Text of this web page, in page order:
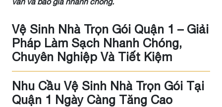
Vệ Sinh Nhà Trọn Gói Quận 1 – Giải
Pháp Làm Sạch Nhanh Chóng,
Chuyên Nghiệp Và Tiết Kiệm
Nhu Cầu Vệ Sinh Nhà Trọn Gói Tại
Quận 1 Ngày Càng Tăng Cao